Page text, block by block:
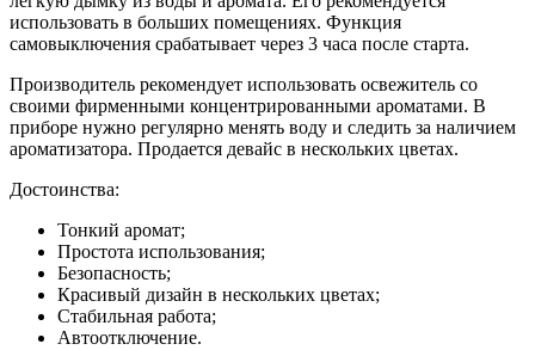
использовать в больших помещениях. Функция
самовыключения срабатывает через 3 часа после старта.
Производитель рекомендует использовать освежитель со
своими фирменными концентрированными ароматами. В
приборе нужно регулярно менять воду и следить за наличием
ароматизатора. Продается девайс в нескольких цветах.
Достоинства:
Тонкий аромат;
Простота использования;
Безопасность;
Красивый дизайн в нескольких цветах;
Стабильная работа;
Автоотключение.